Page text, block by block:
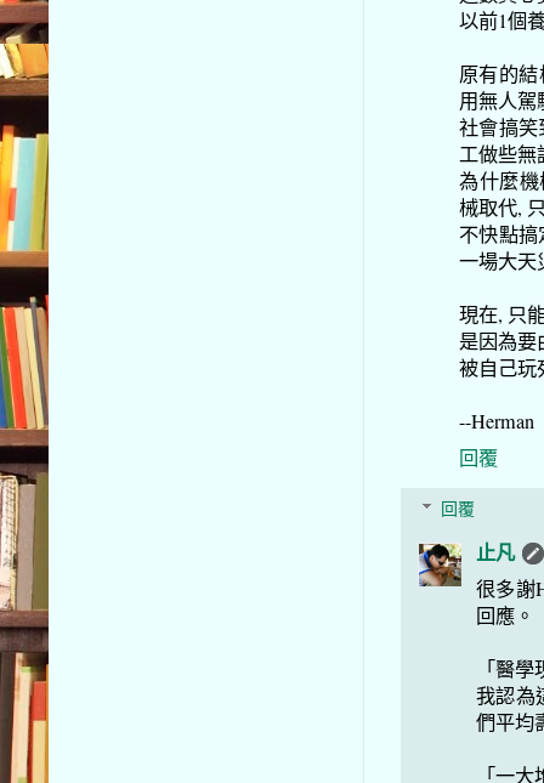
以前1個
原有的
用無人駕
社會搞笑
工做些無
為什麼
械取代,
不快點
一場大天
現在, 只
是因為要
被自己玩
--Herman
回覆
回覆
止凡
很多謝
回應。
「醫
我認為
們平均
「一